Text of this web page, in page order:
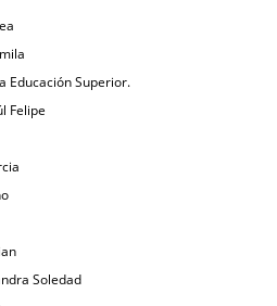
Educación Superior.
Felipe
Soledad